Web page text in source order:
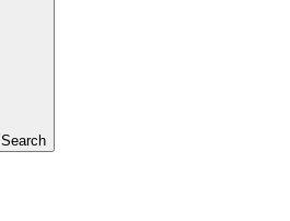
Search